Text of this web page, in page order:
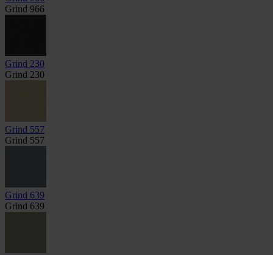
Grind 966
Grind 230
Grind 230
Grind 557
Grind 557
Grind 639
Grind 639